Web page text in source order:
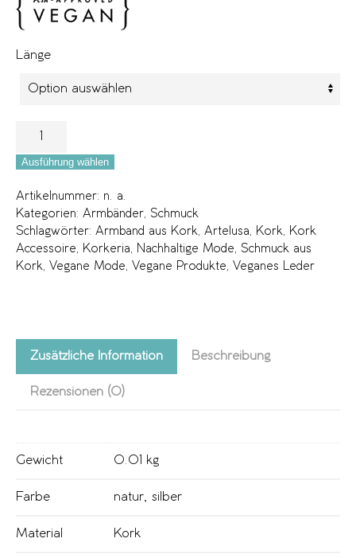
Länge
Ausführung wählen
Artikelnummer: n. a.
Kategorien: Armbänder, Schmuck
Schlagwörter: Armband aus Kork, Artelusa, Kork, Kork
Accessoire, Korkeria, Nachhaltige Mode, Schmuck aus
Kork, Vegane Mode, Vegane Produkte, Veganes Leder
Zusätzliche Information Beschreibung
Rezensionen (0)
Gewicht 0.01 kg
Farbe natur silber
Material Kork